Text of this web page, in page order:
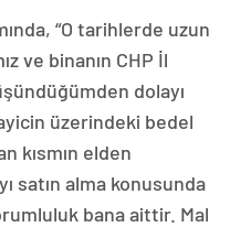
“O tarihlerde uzun
ve binanın CHP İl
dolayı
üzerindeki bedel
kısmın elden
satın alma konusunda
bana aittir. Mal